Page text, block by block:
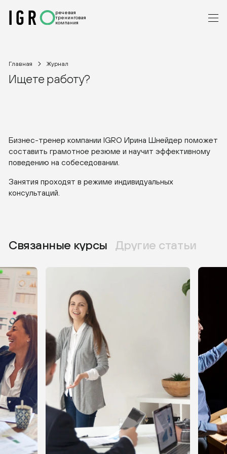
речевая
тренинговая
компания
Главная Журнал
Ищете работу?
Бизнес-тренер компании IGRO Ирина Шнейдер поможет
составить грамотное резюме и научит эффективному
поведению на собеседовании.
Занятия проходят в режиме индивидуальных
консультаций.
Связанные курсы Другие статьи